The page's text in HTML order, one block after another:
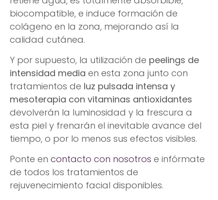
biocompatible, e induce formación de
colágeno en la zona, mejorando así la
calidad cutánea.
Y por supuesto, la utilización de peelings de
intensidad media en esta zona junto con
tratamientos de luz pulsada intensa y
mesoterapia con vitaminas antioxidantes
devolverán la luminosidad y la frescura a
esta piel y frenarán el inevitable avance del
tiempo, o por lo menos sus efectos visibles.
Ponte en contacto con nosotros e infórmate
de todos los tratamientos de
rejuvenecimiento facial disponibles.